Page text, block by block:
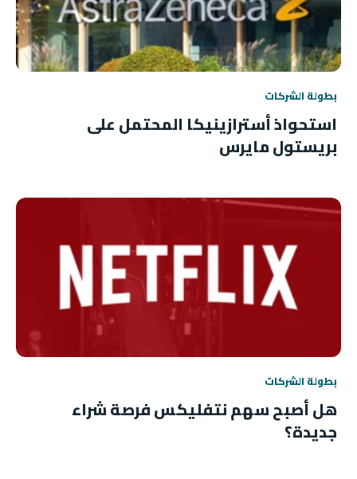
بطولة الشركات
استحواذ أسترازينيكا المحتمل على
بريستول مايرس
بطولة الشركات
هل أصبح سهم نتفليكس فرصة شراء
جديدة؟